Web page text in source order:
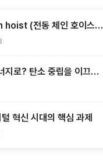
(전동 체인 호이스트)
항
지로? 탄소 중립을 이끄는
혁신 시대의 핵심 과제